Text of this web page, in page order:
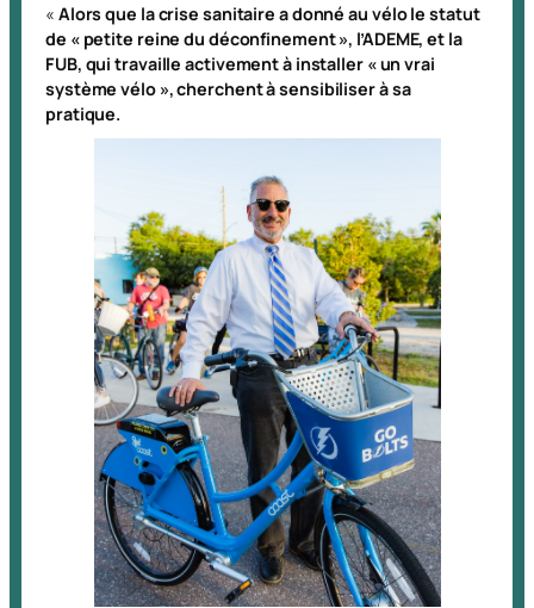
« Alors que la crise sanitaire a donné au vélo le statut
de « petite reine du déconfinement », l’ADEME, et la
FUB, qui travaille activement à installer « un vrai
système vélo », cherchent à sensibiliser à sa
pratique.